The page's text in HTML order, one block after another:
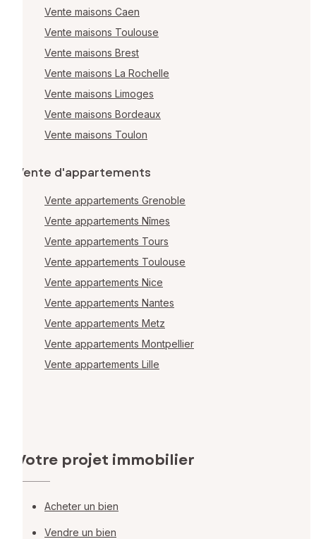
Vente maisons Caen
Vente maisons Toulouse
Vente maisons Brest
Vente maisons La Rochelle
Vente maisons Limoges
Vente maisons Bordeaux
Vente maisons Toulon
Vente d'appartements
Vente appartements Grenoble
Vente appartements Nîmes
Vente appartements Tours
Vente appartements Toulouse
Vente appartements Nice
Vente appartements Nantes
Vente appartements Metz
Vente appartements Montpellier
Vente appartements Lille
Votre projet immobilier
Acheter un bien
Vendre un bien